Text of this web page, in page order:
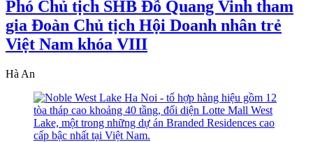
Phó Chủ tịch SHB Đỗ Quang Vinh tham
gia Đoàn Chủ tịch Hội Doanh nhân trẻ
Việt Nam khóa VIII
Hà An